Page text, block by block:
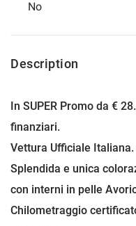
No
Description
In SUPER Promo da €
finanziari.
Vettura Ufficiale Italiana.
Splendida e unica
con interni in pelle
Chilometraggio
You
review
change
at
any